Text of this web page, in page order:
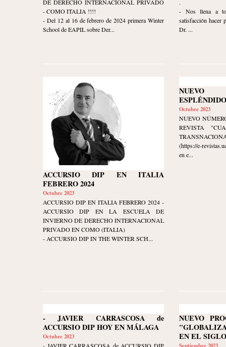
DE DERECHO INTERNACIONAL PRIVADO
- COMO ITALIA !!!!
- Del 12 al 16 de febrero de 2024 primera Winter
School de EAPIL sobre Der...
.
- Nos llena a
satisfacción
Dr. ...
ACCURSIO DIP EN ITALIA
FEBRERO 2024
Octubre 2023
ACCURSIO DIP EN ITALIA FEBRERO 2024 -
ACCURSIO DIP EN LA ESCUELA DE
INVIERNO DE DERECHO INTERNACIONAL
PRIVADO EN COMO (ITALIA)
- ACCURSIO DIP IN THE WINTER SCH...
Octubre 2023
NUEVO
REVISTA
(https://e-
en e...
- JAVIER CARRASCOSA de
ACCURSIO DIP HOY EN MÁLAGA
Octubre 2023
NUEVO
EN EL